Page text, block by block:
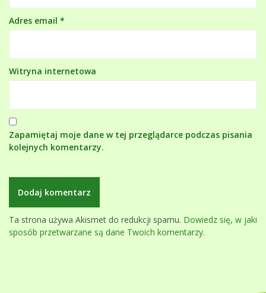
Adres email *
Witryna internetowa
Zapamiętaj moje dane w tej przeglądarce podczas pisania
kolejnych komentarzy.
Ta strona używa Akismet do redukcji spamu. Dowiedz się, w jaki
sposób przetwarzane są dane Twoich komentarzy.